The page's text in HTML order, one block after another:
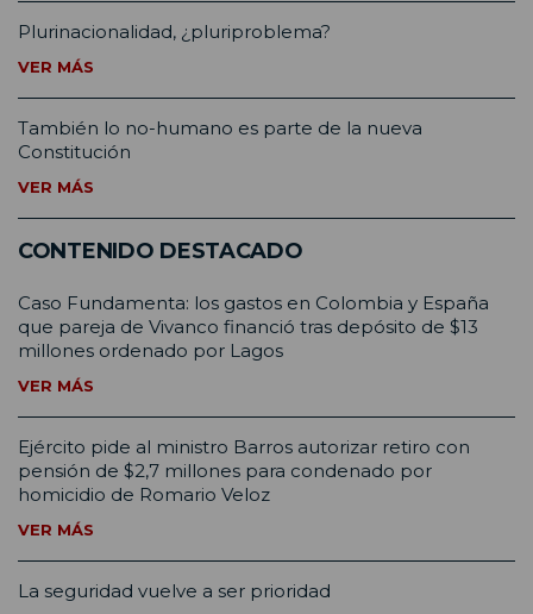
Plurinacionalidad, ¿pluriproblema?
VER MÁS
También lo no-humano es parte de la nueva
Constitución
VER MÁS
CONTENIDO DESTACADO
Caso Fundamenta: los gastos en Colombia y España
que pareja de Vivanco financió tras depósito de $13
millones ordenado por Lagos
VER MÁS
Ejército pide al ministro Barros autorizar retiro con
pensión de $2,7 millones para condenado por
homicidio de Romario Veloz
VER MÁS
La seguridad vuelve a ser prioridad